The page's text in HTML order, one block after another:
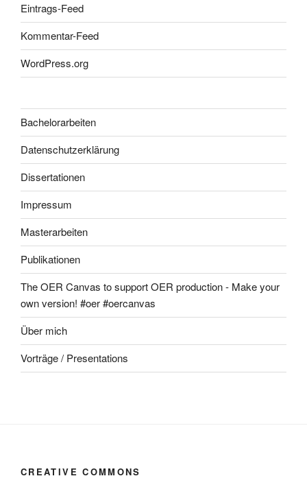
Eintrags-Feed
Kommentar-Feed
WordPress.org
Bachelorarbeiten
Datenschutzerklärung
Dissertationen
Impressum
Masterarbeiten
Publikationen
The OER Canvas to support OER production - Make your
own version! #oer #oercanvas
Über mich
Vorträge / Presentations
CREATIVE COMMONS